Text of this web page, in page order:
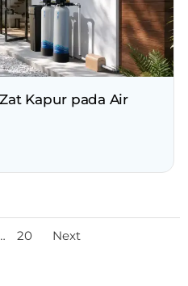
Kapur pada Air
Page
20
POSTS
Next